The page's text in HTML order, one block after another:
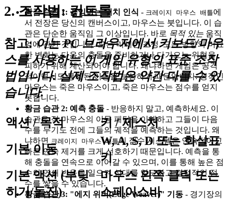
2. 조작법: 컨트롤
참고: 이는 PC 브라우저에서 키보드/마우
스를 사용하는 이 게임 유형의 표준 조작
법입니다. 실제 조작법은 약간 다를 수 있
습니다.
액션 / 목적
키 / 제스처
기본 이동
W, A, S, D 또는 화살표
키
기본 액션 (부딪
히기/돌진)
마우스 왼쪽 클릭 또는
스페이스바
황금 습관 1: 끊임없는 위치 인식 - 크레이지 마우스 배틀에
서 전장은 당신의 캔버스이고, 마우스는 붓입니다. 이 습
관은 단순한 움직임 그 이상입니다. 바로 목적 있는 움직
임에 관한 것입니다. 모든 미세한 조정, 모든 방향의 미묘
한 변화는 다음의 충돌을 준비하거나 다가오는 위협을
피하기 위해 계산되어야 합니다. 왜냐하면 게임은 공격
적이면서도 통제된 이동을 보상하기 때문입니다. 정적인
마우스는 죽은 마우스이고, 죽은 마우스는 점수를 얻지
못합니다.
황금 습관 2: 예측 충돌 - 반응하지 말고, 예측하세요. 이
습관은 적 마우스의 이동 패턴을 이해하고 그들이 다음
수를 두기도 전에 그들의 궤적을 예측하는 것입니다. 왜
냐하면 크레이지 마우스 배틀의 점수 시스템은 연속적이고
빠른 연속 제거를 크게 선호하기 때문입니다. 예측을 통
해 충돌을 연속으로 이어갈 수 있으며, 이를 통해 높은 점
수의 연쇄 반응을 일으켜 상대를 압도하고 결정적인 점
수를 쌓을 수 있습니다.
황금 습관 3: "에지 위버(Edge Weaver)" 기동 - 경기장의